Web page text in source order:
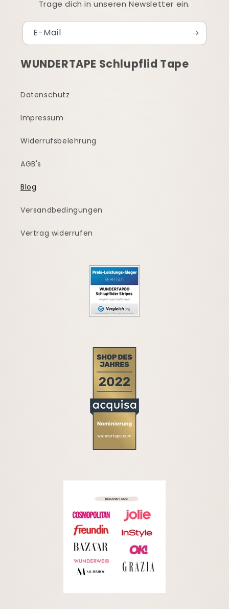
Trage dich in unseren Newsletter ein.
E-Mail
WUNDERTAPE Schlupflid Tape
Datenschutz
Impressum
Widerrufsbelehrung
AGB's
Blog
Versandbedingungen
Vertrag widerrufen